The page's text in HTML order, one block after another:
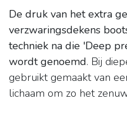
De druk van het extra
verzwaringsdekens
techniek na die 'Deep
wordt genoemd. Bij
gebruikt gemaakt van
lichaam om zo het